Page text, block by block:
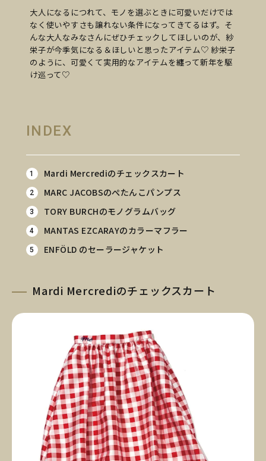
大人になるにつれて、モノを選ぶときに可愛いだけでは
なく使いやすさも譲れない条件になってきてるはず。そ
んな大人なみなさんにぜひチェックしてほしいのが、紗
栄子が今季気になる＆ほしいと思ったアイテム♡ 紗栄子
のように、可愛くて実用的なアイテムを纏って新年を駆
け巡って♡
INDEX
Mardi Mercrediのチェックスカート
MARC JACOBSのぺたんこパンプス
TORY BURCHのモノグラムバッグ
MANTAS EZCARAYのカラーマフラー
ENFÖLD のセーラージャケット
Mardi Mercrediのチェックスカート